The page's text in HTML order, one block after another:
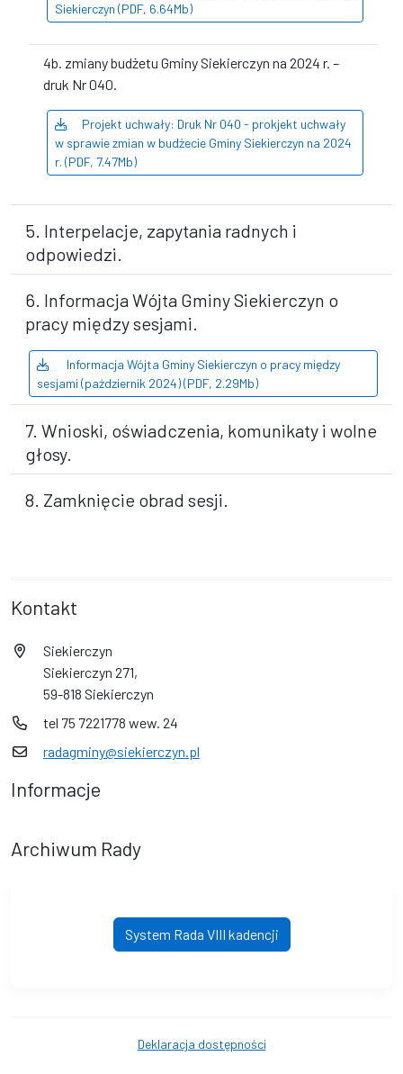
Siekierczyn (PDF, 6.64Mb)
4b. zmiany budżetu Gminy Siekierczyn na 2024 r. –
druk Nr 040.
Projekt uchwały: Druk Nr 040 - prokjekt uchwały
w sprawie zmian w budżecie Gminy Siekierczyn na 2024
r. (PDF, 7.47Mb)
5. Interpelacje, zapytania radnych i
odpowiedzi.
6. Informacja Wójta Gminy Siekierczyn o
pracy między sesjami.
Informacja Wójta Gminy Siekierczyn o pracy między
sesjami (październik 2024) (PDF, 2.29Mb)
7. Wnioski, oświadczenia, komunikaty i wolne
głosy.
8. Zamknięcie obrad sesji.
Kontakt
Siekierczyn
Siekierczyn 271,
59-818 Siekierczyn
tel 75 7221778 wew. 24
radagminy@siekierczyn.pl
Informacje
Archiwum Rady
System Rada VIII kadencji
Deklaracja dostępności